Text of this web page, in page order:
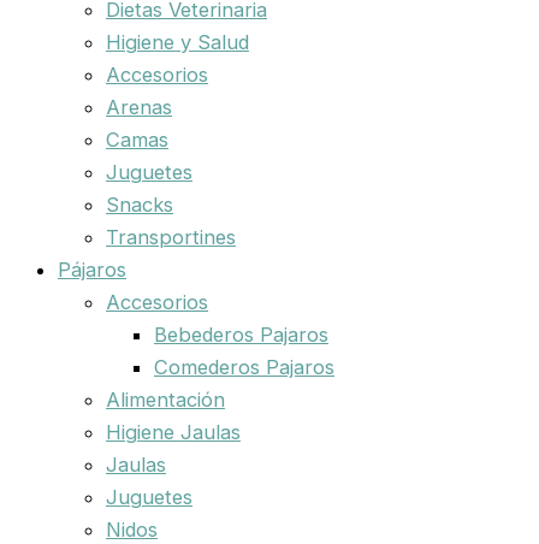
Dietas Veterinaria
Higiene y Salud
Accesorios
Arenas
Camas
Juguetes
Snacks
Transportines
Pájaros
Accesorios
Bebederos Pajaros
Comederos Pajaros
Alimentación
Higiene Jaulas
Jaulas
Juguetes
Nidos